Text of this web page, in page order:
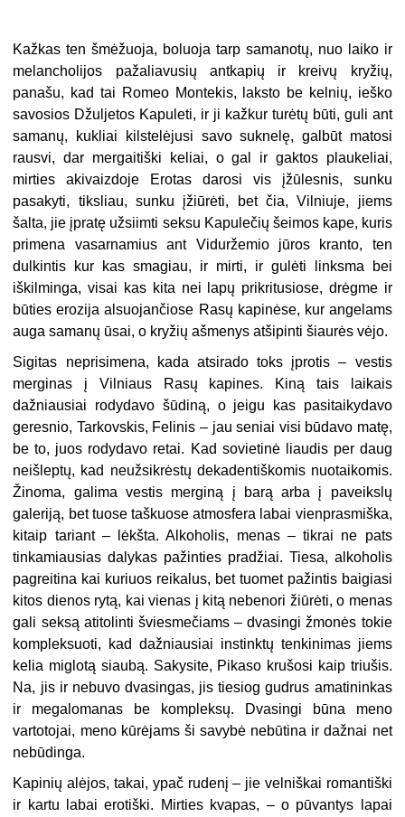
Kažkas ten šmėžuoja, boluoja tarp samanotų, nuo laiko ir
melancholijos pažaliavusių antkapių ir kreivų kryžių,
panašu, kad tai Romeo Montekis, laksto be kelnių, ieško
savosios Džuljetos Kapuleti, ir ji kažkur turėtų būti, guli ant
samanų, kukliai kilstelėjusi savo suknelę, galbūt matosi
rausvi, dar mergaitiški keliai, o gal ir gaktos plaukeliai,
mirties akivaizdoje Erotas darosi vis įžūlesnis, sunku
pasakyti, tiksliau, sunku įžiūrėti, bet čia, Vilniuje, jiems
šalta, jie įpratę užsiimti seksu Kapulečių šeimos kape, kuris
primena vasarnamius ant Viduržemio jūros kranto, ten
dulkintis kur kas smagiau, ir mirti, ir gulėti linksma bei
iškilminga, visai kas kita nei lapų prikritusiose, drėgme ir
būties erozija alsuojančiose Rasų kapinėse, kur angelams
auga samanų ūsai, o kryžių ašmenys atšipinti šiaurės vėjo.
Sigitas neprisimena, kada atsirado toks įprotis – vestis
merginas į Vilniaus Rasų kapines. Kiną tais laikais
dažniausiai rodydavo šūdiną, o jeigu kas pasitaikydavo
geresnio, Tarkovskis, Felinis – jau seniai visi būdavo matę,
be to, juos rodydavo retai. Kad sovietinė liaudis per daug
neišleptų, kad neužsikrėstų dekadentiškomis nuotaikomis.
Žinoma, galima vestis merginą į barą arba į paveikslų
galeriją, bet tuose taškuose atmosfera labai vienprasmiška,
kitaip tariant – lėkšta. Alkoholis, menas – tikrai ne pats
tinkamiausias dalykas pažinties pradžiai. Tiesa, alkoholis
pagreitina kai kuriuos reikalus, bet tuomet pažintis baigiasi
kitos dienos rytą, kai vienas į kitą nebenori žiūrėti, o menas
gali seksą atitolinti šviesmečiams – dvasingi žmonės tokie
kompleksuoti, kad dažniausiai instinktų tenkinimas jiems
kelia miglotą siaubą. Sakysite, Pikaso krušosi kaip triušis.
Na, jis ir nebuvo dvasingas, jis tiesiog gudrus amatininkas
ir megalomanas be kompleksų. Dvasingi būna meno
vartotojai, meno kūrėjams ši savybė nebūtina ir dažnai net
nebūdinga.
Kapinių alėjos, takai, ypač rudenį – jie velniškai romantiški
ir kartu labai erotiški. Mirties kvapas, – o pūvantys lapai